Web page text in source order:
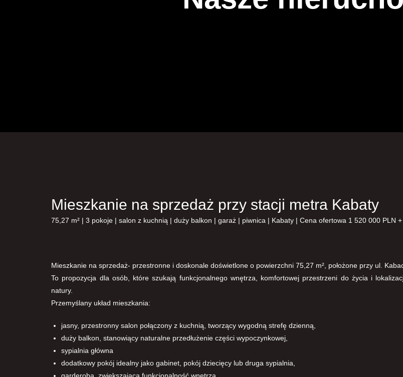
Mieszkanie na sprzedaż przy stacji metra Kabaty
75,27 m² | 3 pokoje | salon z kuchnią | duży balkon | garaż | piwnica | Kabaty | Cena ofertowa 1 520 000 PLN
Mieszkanie na sprzedaż- przestronne i doskonale doświetlone o powierzchni 75,27 m², położone przy ul.
To propozycja dla osób, które szukają funkcjonalnego wnętrza, komfortowej przestrzeni do życia i
natury.
Przemyślany układ mieszkania:
jasny, przestronny salon połączony z kuchnią, tworzący wygodną strefę dzienną,
duży balkon, stanowiący naturalne przedłużenie części wypoczynkowej,
sypialnia główna
dodatkowy pokój idealny jako gabinet, pokój dziecięcy lub druga sypialnia,